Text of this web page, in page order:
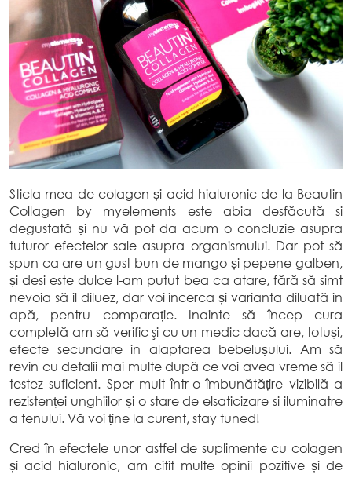
Sticla mea de colagen și acid hialuronic de la Beautin
Collagen by myelements este abia desfăcută si
degustată și nu vă pot da acum o concluzie asupra
tuturor efectelor sale asupra organismului. Dar pot să
spun ca are un gust bun de mango și pepene galben,
și desi este dulce l-am putut bea ca atare, fără să simt
nevoia să il diluez, dar voi incerca și varianta diluată in
apă, pentru comparație. Inainte să încep cura
completă am să verific şi cu un medic dacă are, totuși,
efecte secundare in alaptarea bebelușului. Am să
revin cu detalii mai multe după ce voi avea vreme să il
testez suficient. Sper mult într-o îmbunătățire vizibilă a
rezistenței unghiilor și o stare de elsaticizare si iluminatre
a tenului. Vă voi ține la curent, stay tuned!
Cred în efectele unor astfel de suplimente cu colagen
și acid hialuronic, am citit multe opinii pozitive și de